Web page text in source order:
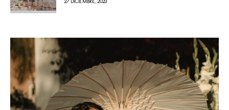
27 DICIEMBRE, 2023